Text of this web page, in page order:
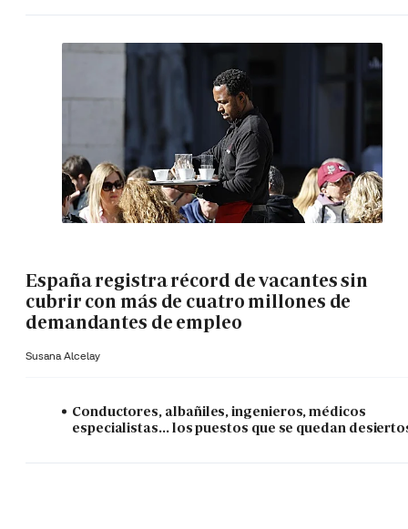
España registra récord de vacantes sin
cubrir con más de cuatro millones de
demandantes de empleo
Susana Alcelay
Conductores, albañiles, ingenieros, médicos
especialistas... los puestos que se quedan